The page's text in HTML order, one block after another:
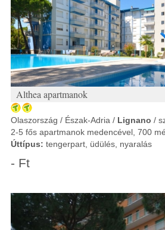
Althea apartmanok
Olaszország / Észak-Adria / Lignano /
2-5 fős apartmanok medencével, 700
Úttípus: tengerpart, üdülés, nyaralás
- Ft